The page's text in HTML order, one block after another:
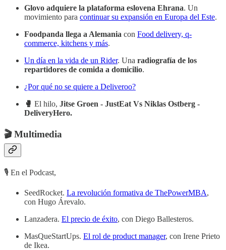
Glovo adquiere la plataforma eslovena Ehrana. Un
movimiento para continuar su expansión en Europa del Este.
Foodpanda llega a Alemania con Food delivery, q-
commerce, kitchens y más.
Un día en la vida de un Rider. Una radiografía de los
repartidores de comida a domicilio.
¿Por qué no se quiere a Deliveroo?
🥊 El hilo, Jitse Groen - JustEat Vs Niklas Ostberg -
DeliveryHero.
🎬 Multimedia
🎙 En el Podcast,
SeedRocket. La revolución formativa de ThePowerMBA,
con Hugo Árevalo.
Lanzadera. El precio de éxito, con Diego Ballesteros.
MasQueStartUps. El rol de product manager, con Irene Prieto
de Ikea.